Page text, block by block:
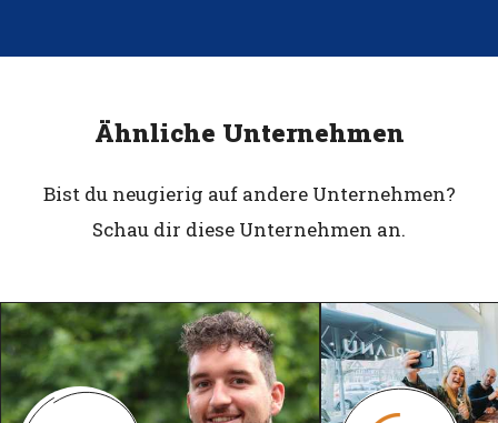
Ähnliche Unternehmen
Bist du neugierig auf andere Unternehmen?
Schau dir diese Unternehmen an.